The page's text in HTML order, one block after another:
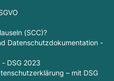
(SCC)?
Datenschutzdokumentation -
DSG 2023
– mit DSG